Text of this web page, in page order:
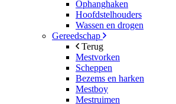
Ophanghaken
Hoofdstelhouders
Wassen en drogen
Gereedschap
Terug
Mestvorken
Scheppen
Bezems en harken
Mestboy
Mestruimen